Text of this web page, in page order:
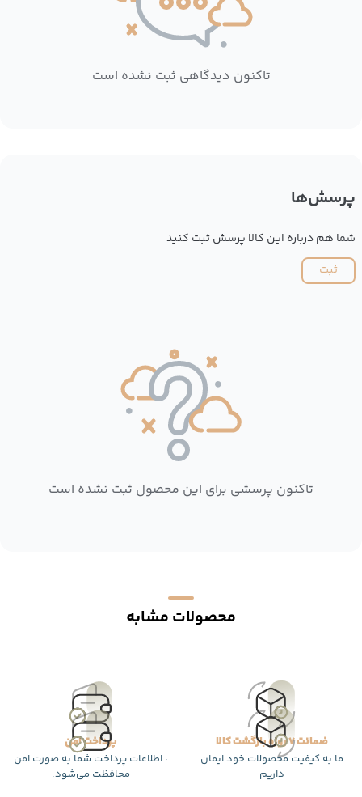
تاکنون دیدگاهی ثبت نشده است
پرسش‌ها
شما هم درباره این کالا پرسش ثبت کنید
ثبت
تاکنون پرسشی برای این محصول ثبت نشده است
محصولات مشابه
ضمانت 7 روزه بازگشت کالا
ما به کیفیت محصولات خود ایمان
داریم
پرداخت امن
، اطلاعات پرداخت شما به صورت امن
محافظت می‌شود.